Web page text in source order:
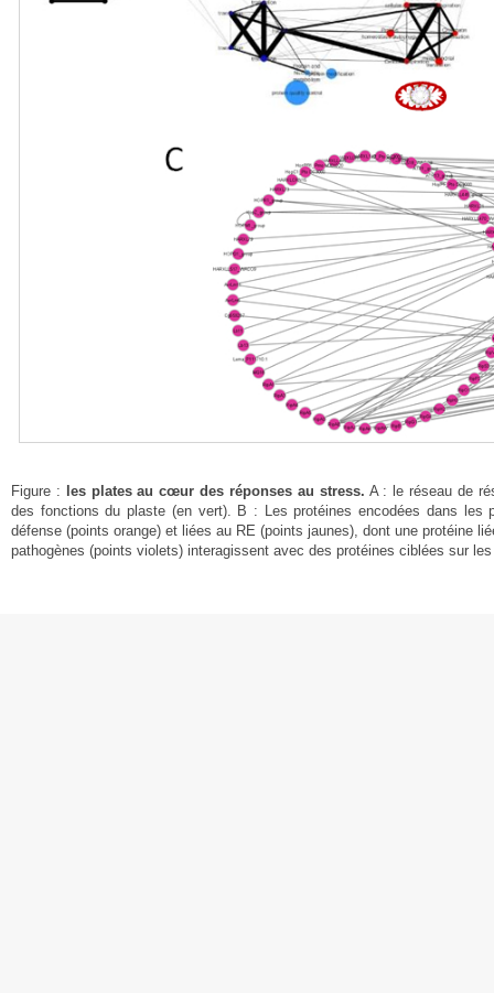
Figure : les plates au cœur des réponses au stress. A : le réseau de
des fonctions du plaste (en vert). B : Les protéines encodées dans les
défense (points orange) et liées au RE (points jaunes), dont une protéine
pathogènes (points violets) interagissent avec des protéines ciblées sur